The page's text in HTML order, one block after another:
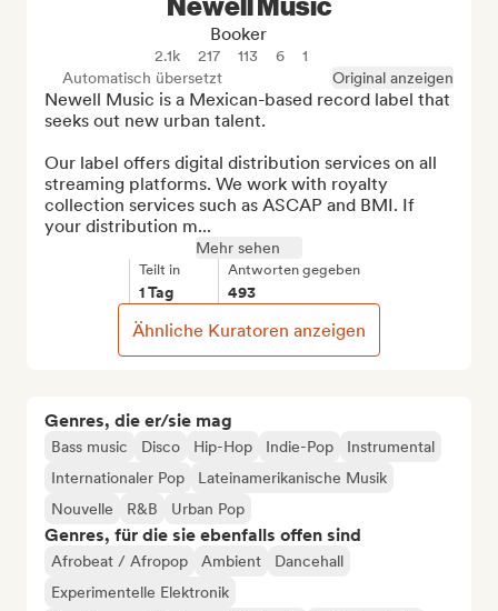
Genres, die er/sie mag
Bass music Disco Hip-Hop Indie-Pop
Instrumental
Internationaler Pop
Lateinamerikanische Musik
Nouvelle
R&B Urban Pop
Genres, für die sie ebenfalls offen sind
Afrobeat / Afropop Ambient
Dancehall
Experimentelle Elektronik
Booker
2.1k 217 113 6
1
Automatisch übersetzt
Original anzeigen
Newell Music is a Mexican-based record label that
seeks out new urban talent.
Our label offers digital distribution services on all
streaming platforms. We work with royalty
collection services such as ASCAP and BMI. If
your distribution m...
Mehr sehen
Teilt in
1 Tag
Antworten gegeben
493
Ähnliche Kuratoren anzeigen